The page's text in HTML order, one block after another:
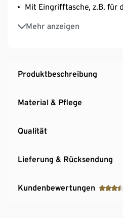
Mit Eingrifftasche, z.B. für
Mehr anzeigen
Auch zu Hause als
Produktbeschreibung
Material & Pflege
Qualität
Lieferung & Rücksendung
Kundenbewertungen